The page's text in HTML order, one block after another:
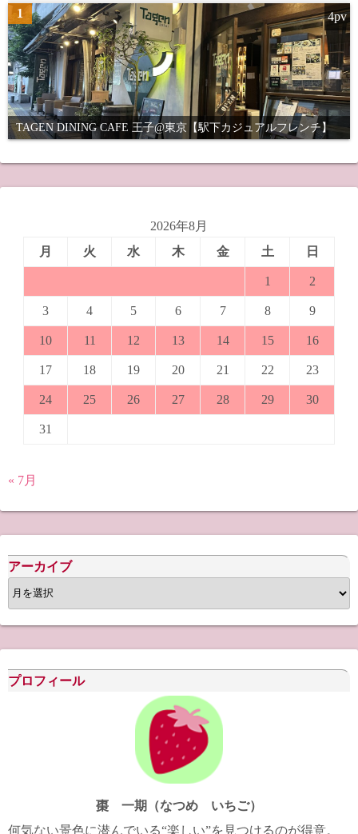
1
TAGEN DINING CAFE 王子@東京【駅下カジュアルフレンチ】
4pv
2026年8月
月
火 水 木 金 土 日
1 2
3 4 5 6 7 8 9
10 11 12 13 14 15 16
17 18 19 20 21 22 23
24 25 26 27 28 29 30
31
« 7月
アーカイブ
ア
ー
カ
イ
ブ
プロフィール
棗 一期（なつめ いちご）
何気ない景色に潜んでいる“楽しい”を見つけるのが得意。